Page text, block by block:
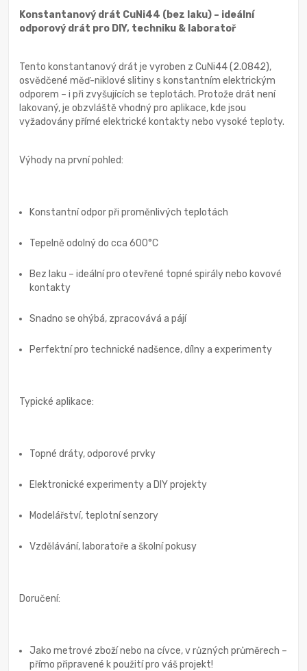
Konstantanový drát CuNi44 (bez laku) – ideální
odporový drát pro DIY, techniku & laboratoř
Tento konstantanový drát je vyroben z CuNi44 (2.0842),
osvědčené měď-niklové slitiny s konstantním elektrickým
odporem – i při zvyšujících se teplotách. Protože drát není
lakovaný, je obzvláště vhodný pro aplikace, kde jsou
vyžadovány přímé elektrické kontakty nebo vysoké teploty.
Výhody na první pohled:
Konstantní odpor při proměnlivých teplotách
Tepelně odolný do cca 600°C
Bez laku – ideální pro otevřené topné spirály nebo kovové
kontakty
Snadno se ohýbá, zpracovává a pájí
Perfektní pro technické nadšence, dílny a experimenty
Typické aplikace:
Topné dráty, odporové prvky
Elektronické experimenty a DIY projekty
Modelářství, teplotní senzory
Vzdělávání, laboratoře a školní pokusy
Doručení:
Jako metrové zboží nebo na cívce, v různých průměrech –
přímo připravené k použití pro váš projekt!